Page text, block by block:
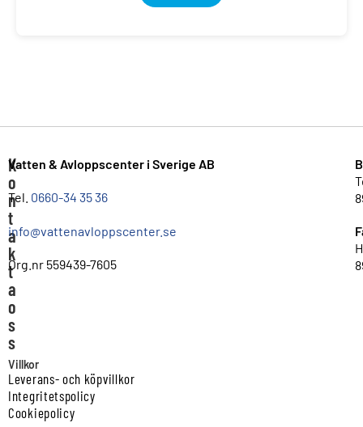
K
o
n
t
a
k
t
a
o
s
s
Vatten & Avloppscenter i Sverige AB
Tel. 0660-34 35 36
info@vattenavloppscenter.se
Org.nr 559439-7605
Villkor
Leverans- och köpvillkor
Integritetspolicy
Cookiepolicy